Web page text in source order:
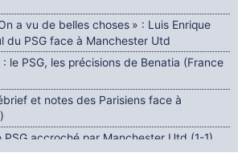
a vu de belles choses » : Luis Enrique
du PSG face à Manchester Utd
: le PSG, les précisions de Benatia (France
et notes des Parisiens face à
PSG accroché par Manchester Utd (1-1)